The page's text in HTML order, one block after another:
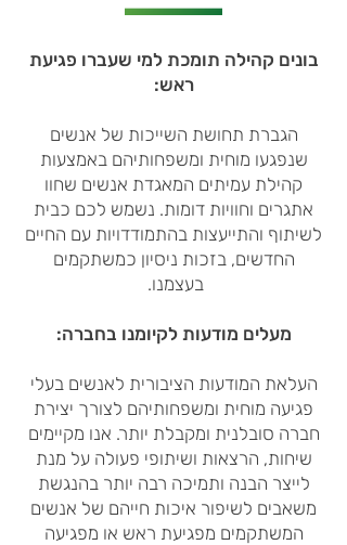
בונים קהילה תומכת למי שעברו פגיעת
ראש:
הגברת תחושת השייכות של אנשים
שנפגעו מוחית ומשפחותיהם באמצעות
קהילת עמיתים המאגדת אנשים שחוו
אתגרים וחוויות דומות. נשמש לכם כבית
לשיתוף והתייעצות בהתמודדויות עם החיים
החדשים, בזכות ניסיון כמשתקמים
בעצמנו.
מעלים מודעות לקיומנו בחברה:
העלאת המודעות הציבורית לאנשים בעלי
פגיעה מוחית ומשפחותיהם לצורך יצירת
חברה סובלנית ומקבלת יותר. אנו מקיימים
שיחות, הרצאות ושיתופי פעולה על מנת
לייצר הבנה ותמיכה רבה יותר בהנגשת
משאבים לשיפור איכות חייהם של אנשים
המשתקמים מפגיעת ראש או מפגיעה